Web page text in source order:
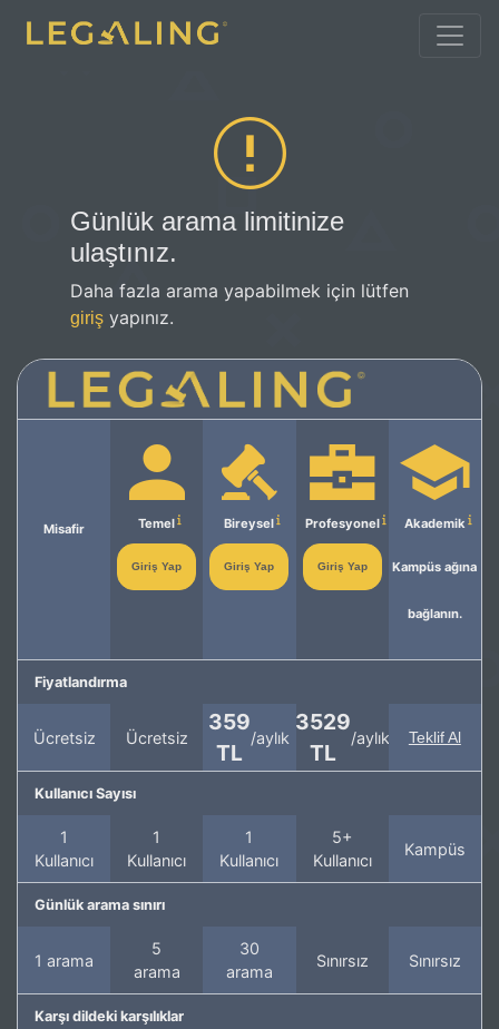
Günlük arama limitinize
ulaştınız.
Daha fazla arama yapabilmek için lütfen
giriş yapınız.
Misafir Temel
Giriş Yap
Bireysel
Giriş Yap
Profesyonel
Giriş Yap
Akademik
Kampüs ağına
bağlanın.
Fiyatlandırma
Ücretsiz Ücretsiz
359
TL
/aylık
3529
TL
/aylık Teklif Al
Kullanıcı Sayısı
1
Kullanıcı
1
Kullanıcı
1
Kullanıcı
5+
Kullanıcı
Kampüs
Günlük arama sınırı
1 arama
5
arama
30
arama
Sınırsız Sınırsız
Karşı dildeki karşılıklar